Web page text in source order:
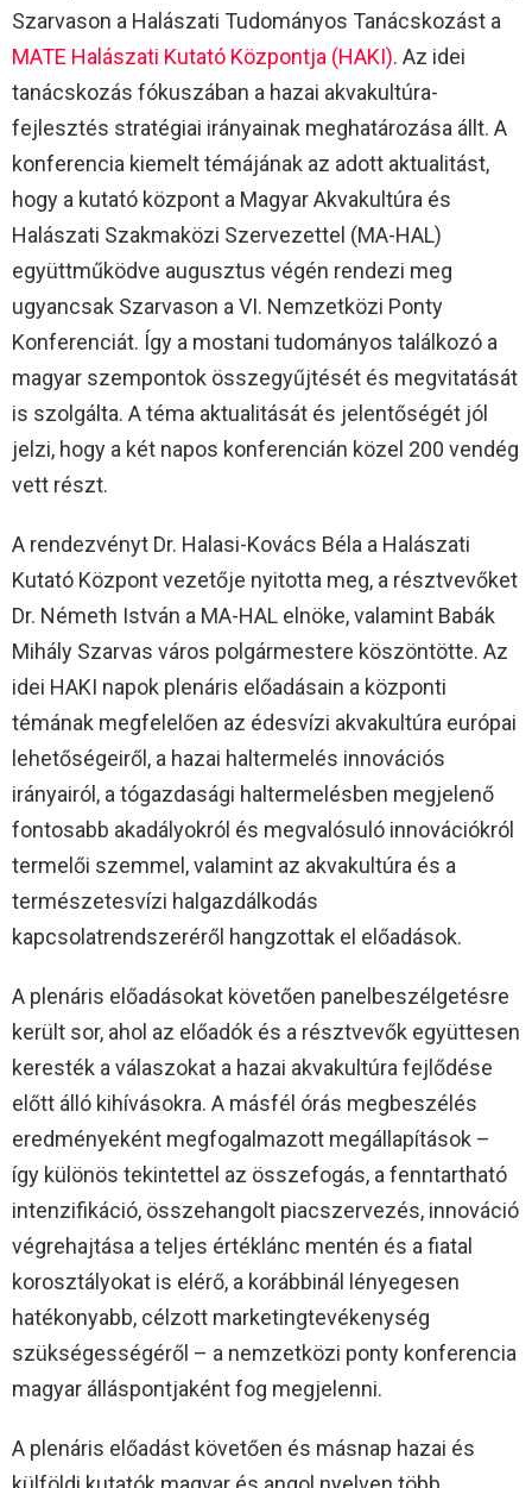
Szarvason a Halászati Tudományos Tanácskozást a
MATE Halászati Kutató Központja (HAKI). Az idei
tanácskozás fókuszában a hazai akvakultúra-
fejlesztés stratégiai irányainak meghatározása állt. A
konferencia kiemelt témájának az adott aktualitást,
hogy a kutató központ a Magyar Akvakultúra és
Halászati Szakmaközi Szervezettel (MA-HAL)
együttműködve augusztus végén rendezi meg
ugyancsak Szarvason a VI. Nemzetközi Ponty
Konferenciát. Így a mostani tudományos találkozó a
magyar szempontok összegyűjtését és megvitatását
is szolgálta. A téma aktualitását és jelentőségét jól
jelzi, hogy a két napos konferencián közel 200 vendég
vett részt.
A rendezvényt Dr. Halasi-Kovács Béla a Halászati
Kutató Központ vezetője nyitotta meg, a résztvevőket
Dr. Németh István a MA-HAL elnöke, valamint Babák
Mihály Szarvas város polgármestere köszöntötte. Az
idei HAKI napok plenáris előadásain a központi
témának megfelelően az édesvízi akvakultúra európai
lehetőségeiről, a hazai haltermelés innovációs
irányairól, a tógazdasági haltermelésben megjelenő
fontosabb akadályokról és megvalósuló innovációkról
termelői szemmel, valamint az akvakultúra és a
természetesvízi halgazdálkodás
kapcsolatrendszeréről hangzottak el előadások.
A plenáris előadásokat követően panelbeszélgetésre
került sor, ahol az előadók és a résztvevők együttesen
keresték a válaszokat a hazai akvakultúra fejlődése
előtt álló kihívásokra. A másfél órás megbeszélés
eredményeként megfogalmazott megállapítások –
így különös tekintettel az összefogás, a fenntartható
intenzifikáció, összehangolt piacszervezés, innováció
végrehajtása a teljes értéklánc mentén és a fiatal
korosztályokat is elérő, a korábbinál lényegesen
hatékonyabb, célzott marketingtevékenység
szükségességéről – a nemzetközi ponty konferencia
magyar álláspontjaként fog megjelenni.
A plenáris előadást követően és másnap hazai és